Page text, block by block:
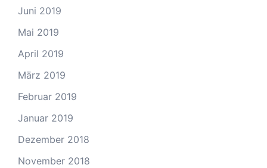
Juni 2019
Mai 2019
April 2019
März 2019
Februar 2019
Januar 2019
Dezember 2018
November 2018